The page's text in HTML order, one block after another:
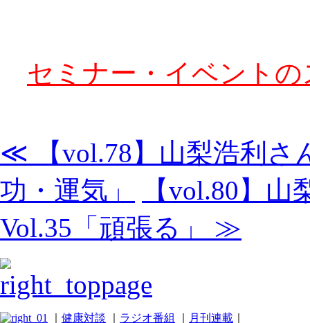
セミナー・イベント
≪ 【vol.78】山梨浩利
功・運気」
【vol.80】
Vol.35「頑張る」 ≫
健康対談 ラジオ番組 月刊連載